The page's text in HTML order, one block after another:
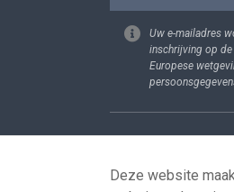
Uw e-mailadres
inschrijving op
Europese
Footer
Deze website